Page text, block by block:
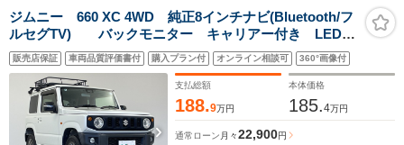
ジムニー 660 XC 4WD 純正8インチナビ(Bluetooth/フ
ルセグTV) バックモニター キャリアー付き LEDヘ
ッドライト フォグランプ 純正16インチAW 純正フロ
アマット ドライブレコーダー ETC
販売店保証 車両品質評価書付 購入プラン付 オンライン相談可 360°画像付
支払総額
188.9万円
本体価格
185.4万円
通常ローン 月々22,900円